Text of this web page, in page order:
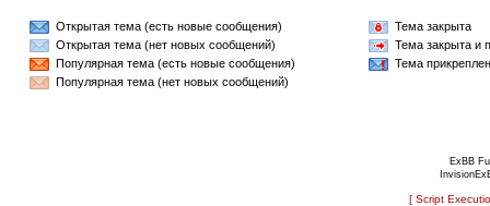
Открытая тема (есть новые сообщения)
Тема закрыта
Открытая тема (нет новых сообщений)
Тема закрыта и
Популярная тема (есть новые сообщения)
Тема
Популярная тема (нет новых сообщений)
ExBB
[ Script